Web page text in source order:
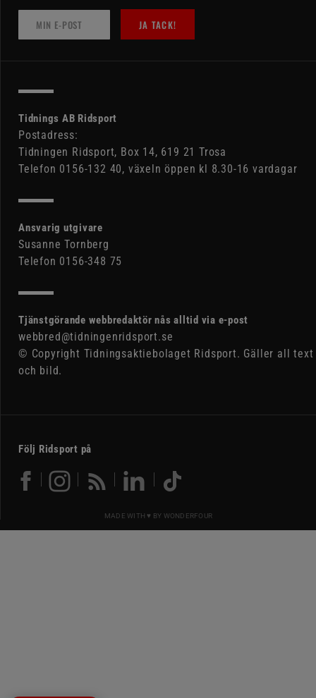
JA TACK!
Tidnings AB Ridsport
Postadress:
Tidningen Ridsport, Box 14, 619 21 Trosa
Telefon 0156-132 40, växeln öppen kl 8.30-16 vardagar
Ansvarig utgivare
Susanne Tornberg
Telefon 0156-348 75
Tjänstgörande webbredaktör nås alltid via e-post
webbred@tidningenridsport.se
© Copyright Tidningsaktiebolaget Ridsport. Gäller all text
och bild.
Följ Ridsport på
MADE WITH ♥ BY WONDERFOUR